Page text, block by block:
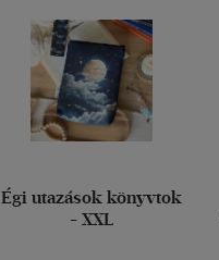
Égi utazások könyvtok
- XXL